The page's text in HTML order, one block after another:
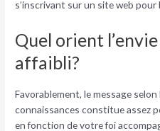
s’inscrivant sur un site web pour
Quel orient
affaibli?
Favorablement, le message selon
connaissances constitue assez
en fonction de votre foi